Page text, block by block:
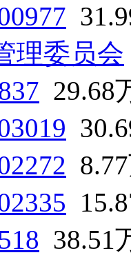
理委员会
29.68
38.51